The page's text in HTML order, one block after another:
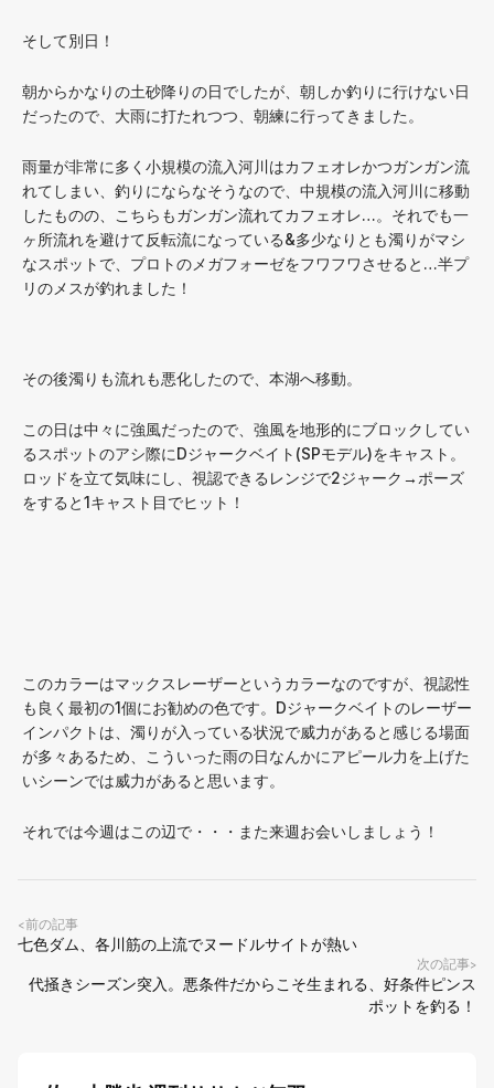
そして別日！
朝からかなりの土砂降りの日でしたが、朝しか釣りに行けない日
だったので、大雨に打たれつつ、朝練に行ってきました。
雨量が非常に多く小規模の流入河川はカフェオレかつガンガン流
れてしまい、釣りにならなそうなので、中規模の流入河川に移動
したものの、こちらもガンガン流れてカフェオレ…。それでも一
ヶ所流れを避けて反転流になっている&多少なりとも濁りがマシ
なスポットで、プロトのメガフォーゼをフワフワさせると…半プ
リのメスが釣れました！
その後濁りも流れも悪化したので、本湖へ移動。
この日は中々に強風だったので、強風を地形的にブロックしてい
るスポットのアシ際にDジャークベイト(SPモデル)をキャスト。
ロッドを立て気味にし、視認できるレンジで2ジャーク→ポーズ
をすると1キャスト目でヒット！
このカラーはマックスレーザーというカラーなのですが、視認性
も良く最初の1個にお勧めの色です。Dジャークベイトのレーザー
インパクトは、濁りが入っている状況で威力があると感じる場面
が多々あるため、こういった雨の日なんかにアピール力を上げた
いシーンでは威力があると思います。
それでは今週はこの辺で・・・また来週お会いしましょう！
<前の記事
七色ダム、各川筋の上流でヌードルサイトが熱い
次の記事>
代掻きシーズン突入。悪条件だからこそ生まれる、好条件ピンス
ポットを釣る！